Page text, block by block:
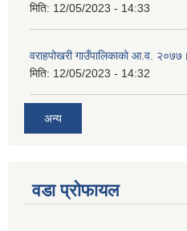
मिति: 12/05/2023 - 14:33
वराहपोखरी गाउँपालिकाको आ.व.
मिति: 12/05/2023 - 14:32
अन्य
वडा प्रोफायल